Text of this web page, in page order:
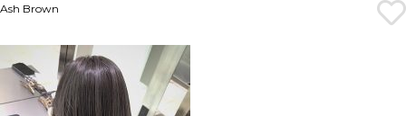
Ash Brown